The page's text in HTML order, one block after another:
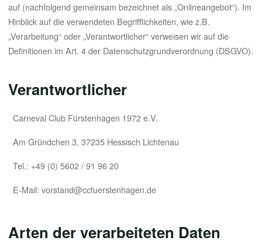
auf (nachfolgend gemeinsam bezeichnet als „Onlineangebot“). Im
Hinblick auf die verwendeten Begrifflichkeiten, wie z.B.
„Verarbeitung“ oder „Verantwortlicher“ verweisen wir auf die
Definitionen im Art. 4 der Datenschutzgrundverordnung (DSGVO).
Verantwortlicher
Carneval Club Fürstenhagen 1972 e.V.
Am Gründchen 3, 37235 Hessisch Lichtenau
Tel.: +49 (0) 5602 / 91 96 20
E-Mail: vorstand@ccfuerstenhagen.de
Arten der verarbeiteten Daten